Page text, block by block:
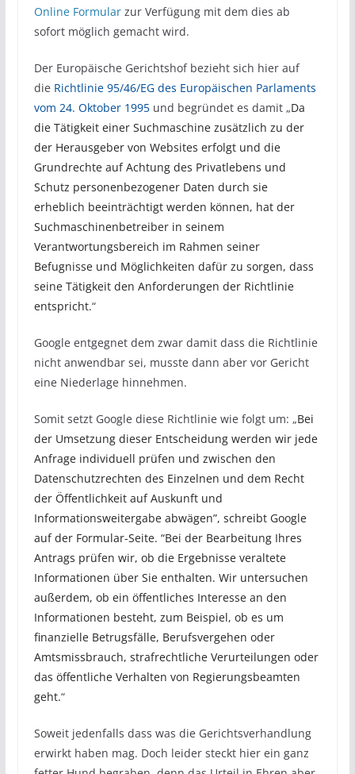
Online Formularzur Verfügung mit dem dies ab
sofort möglich gemacht wird.
Der Europäische Gerichtshof bezieht sich hier auf
die Richtlinie 95/46/EG des Europäischen Parlaments
vom 24. Oktober 1995und begründet es damit „Da
die Tätigkeit einer Suchmaschine zusätzlich zu der
der Herausgeber von Websites erfolgt und die
Grundrechte auf Achtung des Privatlebens und
Schutz personenbezogener Daten durch sie
erheblich beeinträchtigt werden können, hat der
Suchmaschinenbetreiber in seinem
Verantwortungsbereich im Rahmen seiner
Befugnisse und Möglichkeiten dafür zu sorgen, dass
seine Tätigkeit den Anforderungen der Richtlinie
entspricht.“
Google entgegnet dem zwar damit dass die Richtlinie
nicht anwendbar sei, musste dann aber vor Gericht
eine Niederlage hinnehmen.
Somit setzt Google diese Richtlinie wie folgt um: „Bei
der Umsetzung dieser Entscheidung werden wir jede
Anfrage individuell prüfen und zwischen den
Datenschutzrechten des Einzelnen und dem Recht
der Öffentlichkeit auf Auskunft und
Informationsweitergabe abwägen”, schreibt Google
auf der Formular-Seite. “Bei der Bearbeitung Ihres
Antrags prüfen wir, ob die Ergebnisse veraltete
Informationen über Sie enthalten. Wir untersuchen
außerdem, ob ein öffentliches Interesse an den
Informationen besteht, zum Beispiel, ob es um
finanzielle Betrugsfälle, Berufsvergehen oder
Amtsmissbrauch, strafrechtliche Verurteilungen oder
das öffentliche Verhalten von Regierungsbeamten
geht.“
Soweit jedenfalls dass was die Gerichtsverhandlung
erwirkt haben mag. Doch leider steckt hier ein ganz